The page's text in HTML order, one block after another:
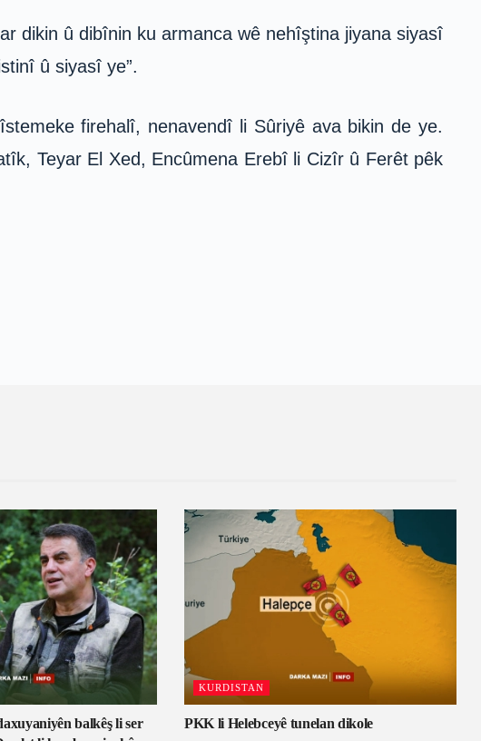
dikin û dibînin ku armanca wê nehîştina jiyana siyasî
û siyasî ye”.
firehalî, nenavendî li Sûriyê ava bikin de ye.
Teyar El Xed, Encûmena Erebî li Cizîr û Ferêt pêk
balkêş li ser
KURDISTAN
PKK li Helebceyê tunelan dikole